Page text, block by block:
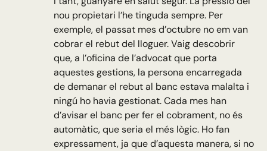
nou propietari l’he tinguda sempre. Per
exemple, el passat mes d’octubre no em van
cobrar el rebut del lloguer. Vaig descobrir
que, a l’oficina de l’advocat que porta
aquestes gestions, la persona encarregada
de demanar el rebut al banc estava malalta i
ningú ho havia gestionat. Cada mes han
d’avisar el banc per fer el cobrament, no és
automàtic, que seria el més lògic. Ho fan
expressament, ja que d’aquesta manera, si no